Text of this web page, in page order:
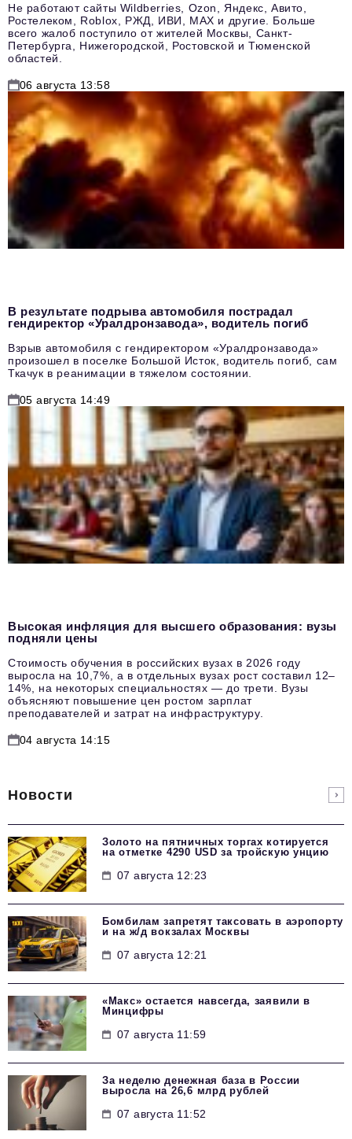
Не работают сайты Wildberries, Ozon, Яндекс, Авито,
Ростелеком, Roblox, РЖД, ИВИ, MAX и другие. Больше
всего жалоб поступило от жителей Москвы, Санкт-
Петербурга, Нижегородской, Ростовской и Тюменской
областей.
06 августа 13:58
В результате подрыва автомобиля пострадал
гендиректор «Уралдронзавода», водитель погиб
Взрыв автомобиля с гендиректором «Уралдронзавода»
произошел в поселке Большой Исток, водитель погиб, сам
Ткачук в реанимации в тяжелом состоянии.
05 августа 14:49
Высокая инфляция для высшего образования: вузы
подняли цены
Стоимость обучения в российских вузах в 2026 году
выросла на 10,7%, а в отдельных вузах рост составил 12–
14%, на некоторых специальностях — до трети. Вузы
объясняют повышение цен ростом зарплат
преподавателей и затрат на инфраструктуру.
04 августа 14:15
Новости
Золото на пятничных торгах котируется
на отметке 4290 USD за тройскую унцию
07 августа 12:23
Бомбилам запретят таксовать в аэропорту
и на ж/д вокзалах Москвы
07 августа 12:21
«Макс» остается навсегда, заявили в
Минцифры
07 августа 11:59
За неделю денежная база в России
выросла на 26,6 млрд рублей
07 августа 11:52